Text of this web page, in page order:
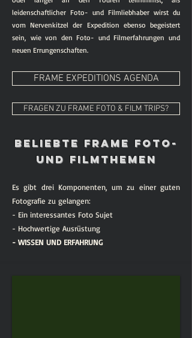
leidenschaftlicher Foto- und Filmliebhaber wirst du
vom Nervenkitzel der Expedition ebenso begeistert
sein, wie von den Foto- und Filmerfahrungen und
neuen Errungenschaften.
FRAME EXPEDITIONS AGENDA
FRAGEN ZU FRAME FOTO & FILM TRIPS?
beliebte frame FOTO-
UND FILMTHEMEN
Es gibt drei Komponenten, um zu einer guten
Fotografie zu gelangen:
- Ein interessantes Foto Sujet
- Hochwertige Ausrüstung
- WISSEN UND ERFAHRUNG